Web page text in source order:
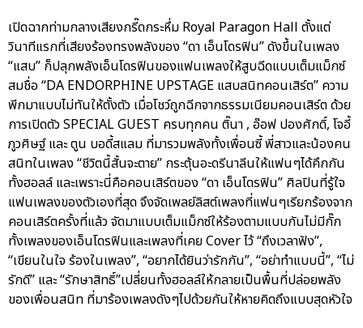
เปิดฉากท่ามกลางเสียงกรี๊ดกระหึ่ม Royal Paragon Hall ตั้งแต่
วินาทีแรกที่เสียงร้องทรงพลังของ “ดา เอ็นโดรฟิน” ดังขึ้นในเพลง
“แสบ” ก็ปลุกพลังเอ็นโดรฟินของแฟนเพลงให้สูบฉีดแบบเต็มแม็กซ์
สมชื่อ “DA ENDORPHINE UPSTAGE แสบสนิทคอนเสิร์ต” ความ
พีกมาแบบไม่ทันให้ตั้งตัว เมื่อโชว์ถูกฉีกจากธรรมเนียมคอนเสิร์ต ด้วย
การเปิดตัว SPECIAL GUEST ครบทุกคน ติ๊นา , อ๊อฟ ปองศักดิ์, โจอี้
ภูวศิษฐ์ และ ตูน บอดี้สแลม ที่มารวมพลังทั้งเพื่อนซี้ พี่สาวและน้องคน
สนิทในเพลง “ชีวิตนี้สั้นจะตาย” กระตุ้นอะดรีนาลีนให้แฟนๆได้คึกกัน
ทั้งฮอลล์ และเพราะนี่คือคอนเสิร์ตของ “ดา เอ็นโดรฟิน” ศิลปินที่รู้ใจ
แฟนเพลงของตัวเองที่สุด จึงจัดเพลย์ลิสต์เพลงที่แฟนๆเรียกร้องจาก
คอนเสิร์ตครั้งที่แล้ว จัดมาแบบเต็มแม็กซ์ให้ร้องตามแบบกันไม่มีกั๊ก
ทั้งเพลงของเอ็นโดรฟินและเพลงที่เคย Cover ไว้ “ถึงเวลาฟัง”,
“เขียนในใจ ร้องในเพลง”, “อยากได้ยินว่ารักกัน”, “อย่าทำแบบนี้”, “ไม่
รักดี” และ “รักษาสิทธิ์”เปลี่ยนทั้งฮอลล์ให้กลายเป็นพื้นที่ปล่อยพลัง
ของเพื่อนสนิท ที่มาร้องเพลงดังๆไปด้วยกันให้หายคิดถึงแบบสุดหัวใจ